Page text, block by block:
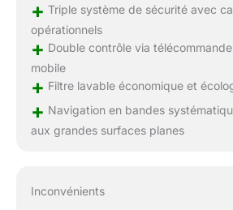
+ Triple système de sécurité avec
opérationnels
+ Double contrôle via
mobile
+ Filtre lavable économique et
+ Navigation en bandes
aux grandes surfaces planes
Inconvénients